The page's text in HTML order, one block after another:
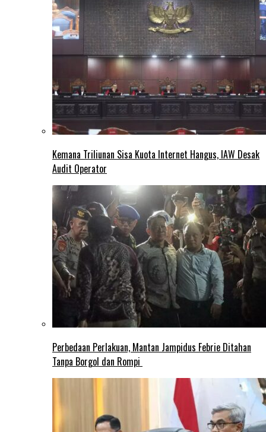
Kemana Triliunan Sisa Kuota Internet Hangus, IAW Desak
Audit Operator
Perbedaan Perlakuan, Mantan Jampidus Febrie Ditahan
Tanpa Borgol dan Rompi